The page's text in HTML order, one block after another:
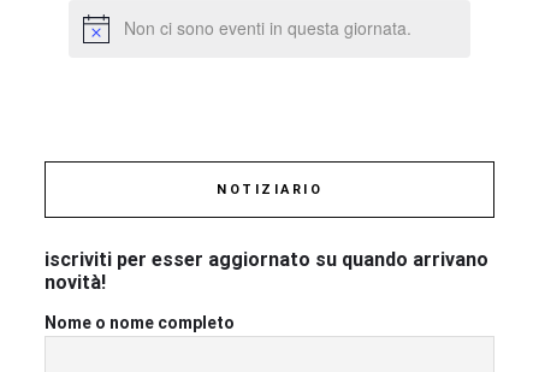
Non ci sono eventi in questa giornata.
NOTIZIARIO
iscriviti per esser aggiornato su quando arrivano
novità!
Nome o nome completo